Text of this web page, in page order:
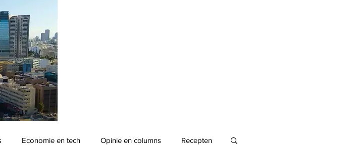
Economie en tech Opinie en columns Recepten